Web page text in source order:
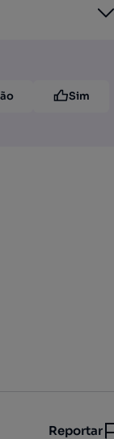
Sim
Reportar